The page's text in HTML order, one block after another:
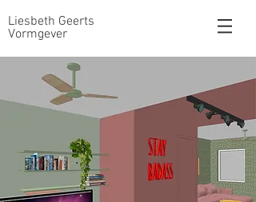
Liesbeth Geerts
Vormgever